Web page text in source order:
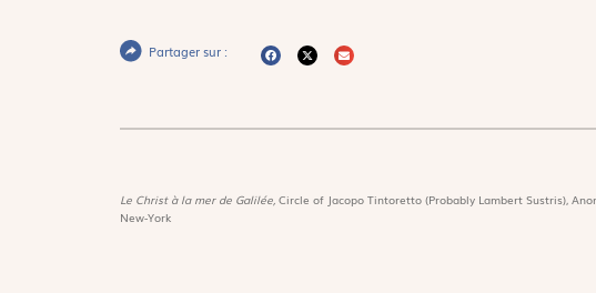
Partager sur :
Le Christ à la mer de Galilée, Circle of Jacopo Tintoretto (Probably Lambert Sustris),
New-York